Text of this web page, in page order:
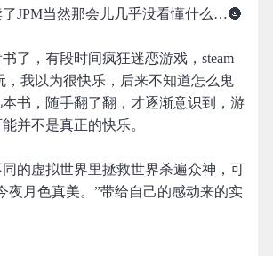
JPM当然那会儿几乎没看懂什么…🌚
了，有段时间疯狂迷恋游戏，steam
，我以为很快乐，后来不知道怎么鬼
书，随手翻了翻，才逐渐意识到，游
并不是真正的快乐。
的虚拟世界里拯救世界杀遍众神，可
夜月色真美。”带给自己的感动来的实